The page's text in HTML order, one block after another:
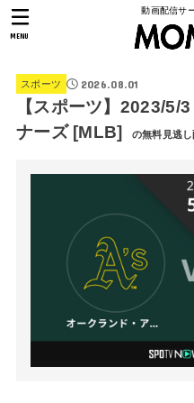
動画配信サ
MENU
スポーツ 2026.08.01
【スポーツ】2023/5/
ナーズ [MLB]
の無料見逃